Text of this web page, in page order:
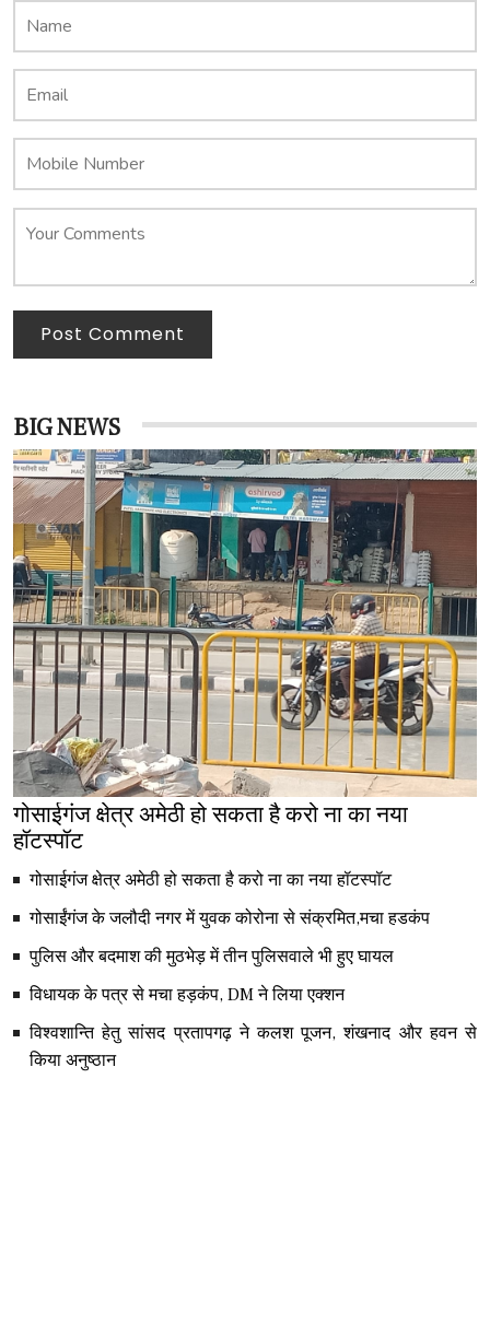
Post Comment
BIG NEWS
गोसाईगंज क्षेत्र अमेठी हो सकता है करो ना का नया
हॉटस्पॉट
गोसाईगंज क्षेत्र अमेठी हो सकता है करो ना का नया हॉटस्पॉट
गोसाईंगंज के जलौदी नगर में युवक कोरोना से संक्रमित,मचा हडकंप
पुलिस और बदमाश की मुठभेड़ में तीन पुलिसवाले भी हुए घायल
विधायक के पत्र से मचा हड़कंप, DM ने लिया एक्शन
विश्वशान्ति हेतु सांसद प्रतापगढ़ ने कलश पूजन, शंखनाद और हवन से
किया अनुष्ठान